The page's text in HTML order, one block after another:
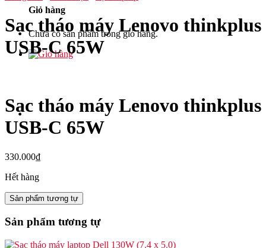
Giỏ hàng
Chưa có sản phẩm trong giỏ hàng.
Sạc tháo máy Lenovo thinkplus
USB-C 65W
Sạc tháo máy Lenovo thinkplus
USB-C 65W
330.000₫
Hết hàng
Sản phẩm tương tự
Sản phẩm tương tự